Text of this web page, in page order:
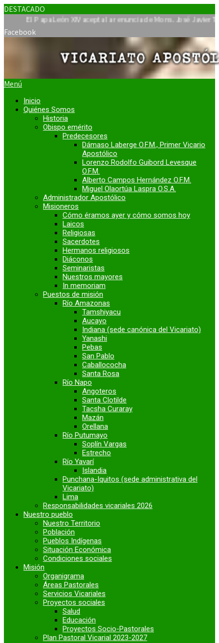
DESTACADO
Papa León XIV acepta la renuncia de Mons. José Javier
Facebook
Menú
Inicio
Quiénes Somos
Historia
Obispo emérito
Predecesores
Dámaso Laberge O.F.M., Primer Vicario
Apostólico
Lorenzo Rodolfo Guibord Levesque
O.F.M.
Alberto Campos Hernández O.F.M.
Miguel Olaortúa Laspra O.S.A.
Administrador Apostólico
Misioneros
Cómo éramos ayer y cómo somos hoy
Laicos
Religiosas
Sacerdotes
Hermanos religiosos
Diáconos
Seminaristas
Nuestros mayores
In memoriam
Puestos de misión
Río Amazonas
Tamshiyacu
Aucayo
Indiana (sede canónica del Vicariato)
Yanashi
Pebas
San Pablo
Caballococha
Santa Rosa
Río Napo
Angoteros
Santa Clotilde
Tacsha Curaray
Mazán
Orellana
Río Putumayo
Soplín Vargas
Estrecho
Río Yavarí
Islandia
Punchana-Iquitos (sede administrativa del
Vicariato)
Lima
Responsabilidades vicariales 2026
Nuestro pueblo
Nuestro Territorio
Población
Pueblos Indígenas
Situación Económica
Condiciones sociales
Misión
Organigrama
Áreas Pastorales
Servicios Vicariales
Proyectos sociales
Salud
Educación
Proyectos Socio-Pastorales
Plan Pastoral Vicarial 2023-2027